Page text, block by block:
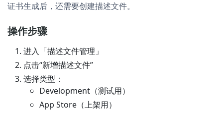
证书生成后，还需要创建描述文件。
操作步骤
进入「描述文件管理」
点击“新增描述文件”
选择类型：
Development（测试用）
App Store（上架用）